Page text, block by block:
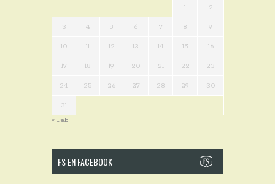
1 2
3 4 5 6 7 8 9
10 11 12 13 14 15 16
17 18 19 20 21 22 23
24 25 26 27 28 29 30
31
« Feb
FS EN FACEBOOK